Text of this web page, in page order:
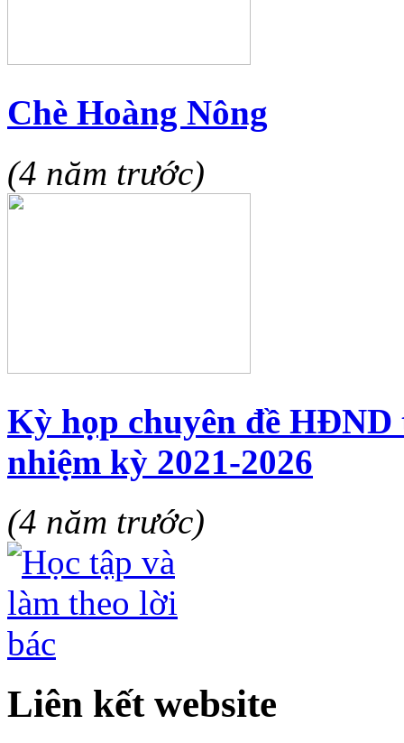
Chè Hoàng Nông
(4 năm trước)
Kỳ họp chuyên đề
nhiệm kỳ 2021-2026
(4 năm trước)
Liên kết website